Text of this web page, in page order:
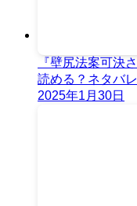
『壁尻法案可決
読める？ネタバ
2025年1月30日